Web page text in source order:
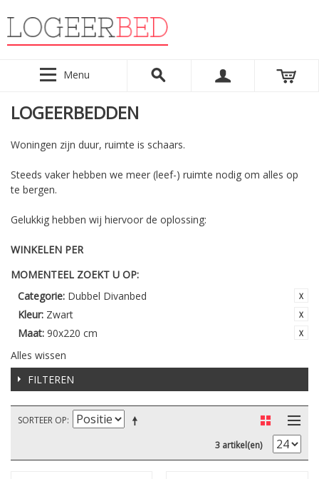
Menu
LOGEERBEDDEN
Woningen zijn duur, ruimte is schaars.
Steeds vaker hebben we meer (leef-) ruimte nodig om alles op
te bergen.
Gelukkig hebben wij hiervoor de oplossing:
WINKELEN PER
MOMENTEEL ZOEKT U OP:
Categorie: Dubbel Divanbed
Kleur: Zwart
Maat: 90x220 cm
Alles wissen
FILTEREN
SORTEER OP
3 artikel(en)